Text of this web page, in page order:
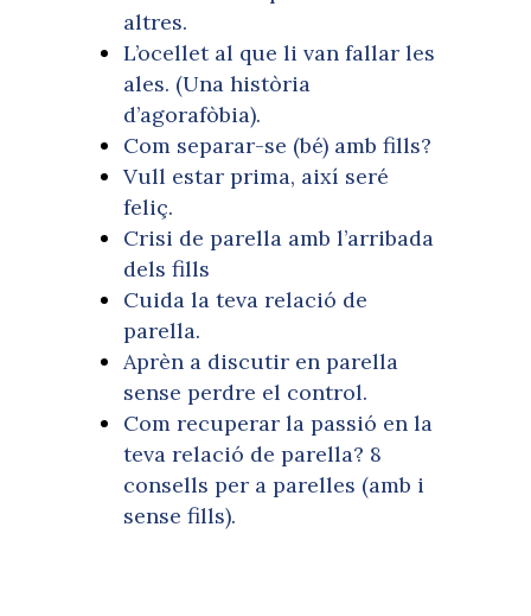
altres.
L’ocellet al que li van fallar les
ales. (Una història
d’agorafòbia).
Com separar-se (bé) amb fills?
Vull estar prima, així seré
feliç.
Crisi de parella amb l’arribada
dels fills
Cuida la teva relació de
parella.
Aprèn a discutir en parella
sense perdre el control.
Com recuperar la passió en la
teva relació de parella? 8
consells per a parelles (amb i
sense fills).